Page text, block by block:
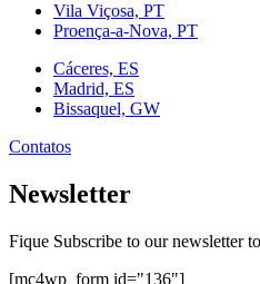
Vila Viçosa, PT
Proença-a-Nova, PT
Cáceres, ES
Madrid, ES
Bissaquel, GW
Contatos
Newsletter
Fique Subscribe to our newsletter
[mc4wp_form id="136"]